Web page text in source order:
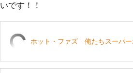
いです！！
ホット・ファズ 俺たちスーパー